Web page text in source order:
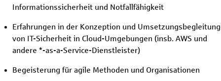
Informationssicherheit und Notfallfähigkeit
Erfahrungen in der Konzeption und Umsetzungsbegleitung
von IT-Sicherheit in Cloud-Umgebungen (insb. AWS und
andere *-as-a-Service-Dienstleister)
Begeisterung für agile Methoden und Organisationen